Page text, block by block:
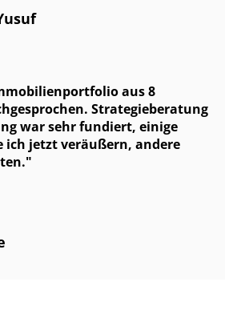
aus 8
Stra­te­gie­be­ra­tung
war sehr fundiert, einige
ich jetzt veräußern, andere